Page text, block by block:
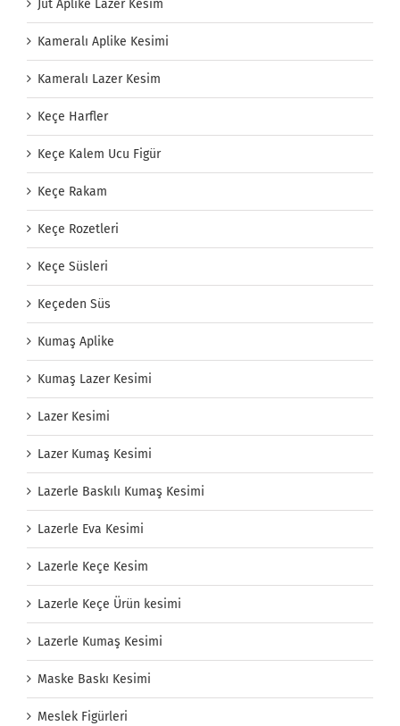
Jüt Aplike Lazer Kesim
Kameralı Aplike Kesimi
Kameralı Lazer Kesim
Keçe Harfler
Keçe Kalem Ucu Figür
Keçe Rakam
Keçe Rozetleri
Keçe Süsleri
Keçeden Süs
Kumaş Aplike
Kumaş Lazer Kesimi
Lazer Kesimi
Lazer Kumaş Kesimi
Lazerle Baskılı Kumaş Kesimi
Lazerle Eva Kesimi
Lazerle Keçe Kesim
Lazerle Keçe Ürün kesimi
Lazerle Kumaş Kesimi
Maske Baskı Kesimi
Meslek Figürleri